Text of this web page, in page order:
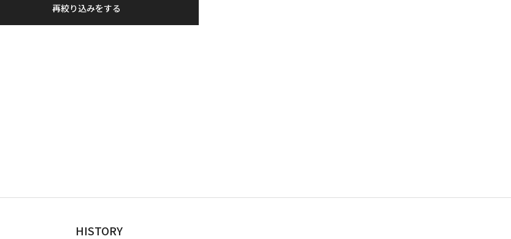
再絞り込みをする
HISTORY